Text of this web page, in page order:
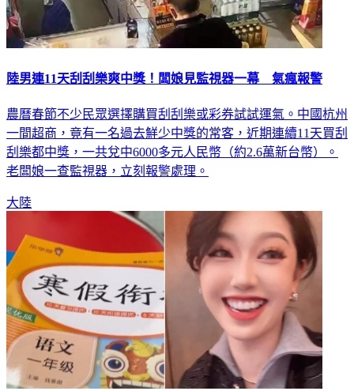
陸男連11天刮刮樂爽中獎！闆娘見監視器一幕 氣瘋報警
農曆春節不少民眾選擇購買刮刮樂或彩券試試運氣。中國杭州
一間超商，竟有一名過去鮮少中獎的常客，近期連續11天買刮
刮樂都中獎，一共兌中6000多元人民幣（約2.6萬新台幣）。
老闆娘一查監視器，立刻報警處理。
大陸